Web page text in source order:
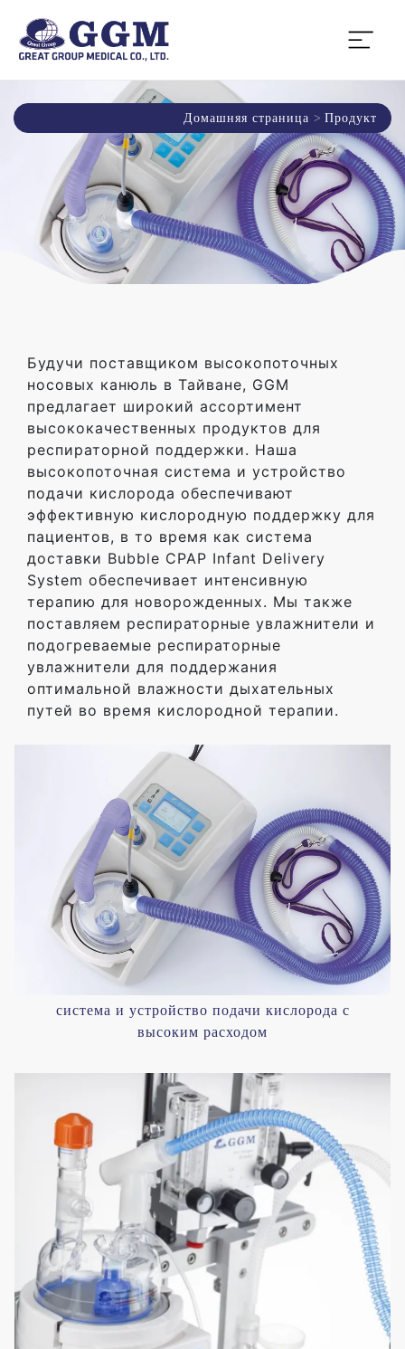
Домашняя страница Продукт
Будучи поставщиком высокопоточных
носовых канюль в Тайване, GGM
предлагает широкий ассортимент
высококачественных продуктов для
респираторной поддержки. Наша
высокопоточная система и устройство
подачи кислорода обеспечивают
эффективную кислородную поддержку для
пациентов, в то время как система
доставки Bubble CPAP Infant Delivery
System обеспечивает интенсивную
терапию для новорожденных. Мы также
поставляем респираторные увлажнители и
подогреваемые респираторные
увлажнители для поддержания
оптимальной влажности дыхательных
путей во время кислородной терапии.
система и устройство подачи кислорода с
высоким расходом